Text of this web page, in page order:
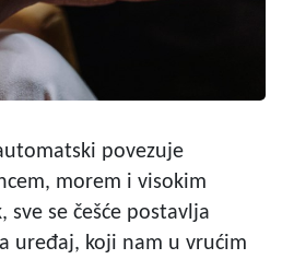
povezuje
morem i visokim
se češće postavlja
uređaj, koji nam u vrućim